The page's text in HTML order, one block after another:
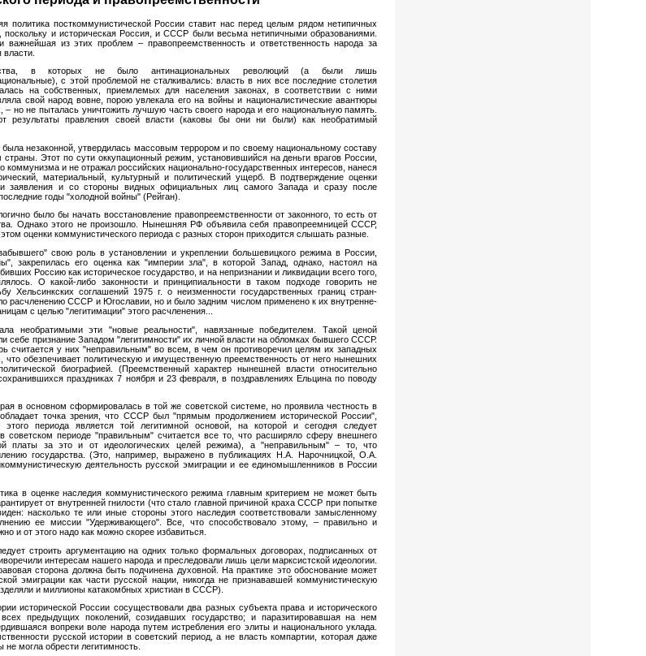
политика посткоммунистической России ставит нас перед целым рядом нетипичных
поскольку и историческая Россия, и СССР были весьма нетипичными образованиями.
важнейшая из этих проблем – правопреемственность и ответственность народа за
власти.
в которых не было антинациональных революций (а были лишь
с этой проблемой не сталкивались: власть в них все последние столетия
на собственных, приемлемых для населения законах, в соответствии с ними
свой народ вовне, порою увлекала его на войны и националистические авантюры
– но не пыталась уничтожить лучшую часть своего народа и его национальную память.
результаты правления своей власти (каковы бы они ни были) как необратимый
была незаконной, утвердилась массовым террором и по своему национальному составу
Этот по сути оккупационный режим, установившийся на деньги врагов России,
коммунизма и не отражал российских национально-государственных интересов, нанеся
материальный, культурный и политический ущерб. В подтверждение оценки
заявления и со стороны видных официальных лиц самого Запада и сразу после
годы "холодной войны" (Рейган).
было бы начать восстановление правопреемственности от законного, то есть от
Однако этого не произошло. Нынешняя РФ объявила себя правопреемницей СССР,
оценки коммунистического периода с разных сторон приходится слышать разные.
свою роль в установлении и укреплении большевицкого режима в России,
закрепилась его оценка как "империи зла", в которой Запад, однако, настоял на
Россию как историческое государство, и на непризнании и ликвидации всего того,
О какой-либо законности и принципиальности в таком подходе говорить не
Хельсинкских соглашений 1975 г. о неизменности государственных границ стран-
расчленению СССР и Югославии, но и было задним числом применено к их внутренне-
с целью "легитимации" этого расчленения...
необратимыми эти "новые реальности", навязанные победителем. Такой ценой
себе признание Западом "легитимности" их личной власти на обломках бывшего СССР.
считается у них "неправильным" во всем, в чем он противоречил целям их западных
обезпечивает политическую и имущественную преемственность от него нынешних
биографией. (Преемственный характер нынешней власти относительно
праздниках 7 ноября и 23 февраля, в поздравлениях Ельцина по поводу
в основном сформировалась в той же советской системе, но проявила честность в
точка зрения, что СССР был "прямым продолжением исторической России",
этого периода является той легитимной основой, на которой и сегодня следует
советском периоде "правильным" считается все то, что расширяло сферу внешнего
платы за это и от идеологических целей режима), а "неправильным" – то, что
государства. (Это, например, выражено в публикациях Н.А. Нарочницкой, О.А.
деятельность русской эмиграции и ее единомышленников в России
в оценке наследия коммунистического режима главным критерием не может быть
от внутренней гнилости (что стало главной причиной краха СССР при попытке
насколько те или иные стороны этого наследия соответствовали замысленному
ее миссии "Удерживающего". Все, что способствовало этому, – правильно и
и от этого надо как можно скорее избавиться.
строить аргументацию на одних только формальных договорах, подписанных от
интересам нашего народа и преследовали лишь цели марксистской идеологии.
сторона должна быть подчинена духовной. На практике это обоснование может
эмиграции как части русской нации, никогда не признававшей коммунистическую
и миллионы катакомбных христиан в СССР).
исторической России сосуществовали два разных субъекта права и исторического
предыдущих поколений, созидавших государство; и паразитировавшая на нем
вопреки воле народа путем истребления его элиты и национального уклада.
русской истории в советский период, а не власть компартии, которая даже
могла обрести легитимность.